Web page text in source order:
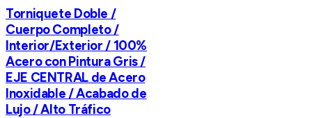
Torniquete Doble /
Cuerpo Completo /
Interior/Exterior / 100%
Acero con Pintura Gris /
EJE CENTRAL de Acero
Inoxidable / Acabado de
Lujo / Alto Tráfico